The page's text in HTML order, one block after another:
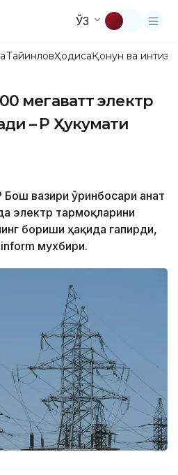
ЎЗ
ТайинловҲодисаҚонун ва
мегаватт электр
– ҚР Ҳукумати
Бош вазири ўринбосари Қанат
электр тармоқларини
бориши ҳақида гапирди,
мухбири.